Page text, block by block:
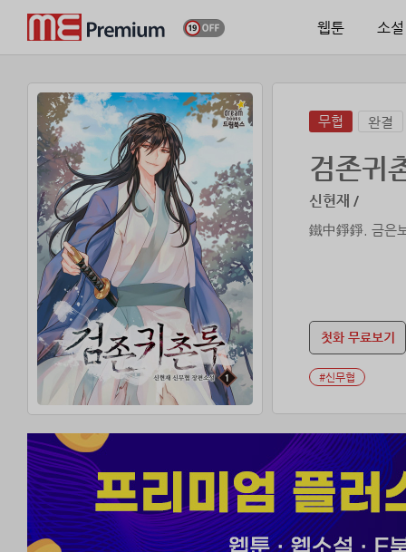
웹툰 소설
무협 완결
검존귀
신현재 /
鐵中錚錚. 금은
첫화 무료보기
#신무협